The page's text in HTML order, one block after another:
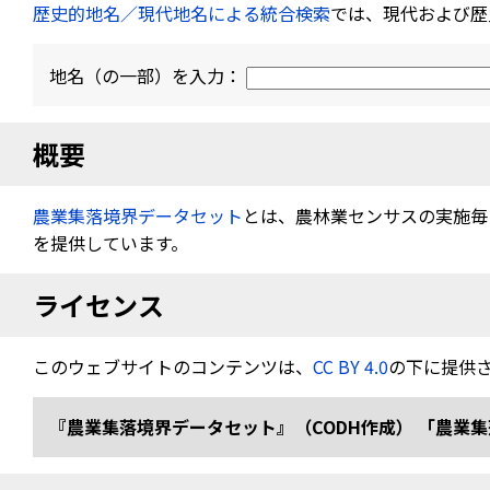
歴史的地名／現代地名による統合検索では、現代および
地名（の一部）を入力：
概要
農業集落境界データセット とは、農林業センサスの実施
を提供しています。
ライセンス
このウェブサイトのコンテンツは、 CC BY 4.0の下に提供
『農業集落境界データセット』（CODH作成） 「農